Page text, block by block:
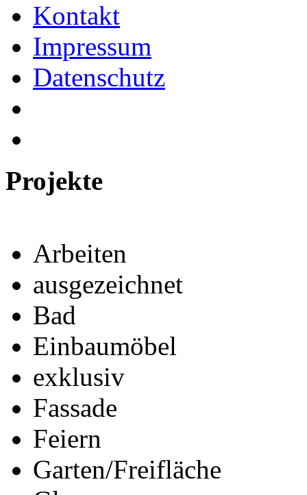
Kontakt
Impressum
Datenschutz
Projekte
Arbeiten
ausgezeichnet
Bad
Einbaumöbel
exklusiv
Fassade
Feiern
Garten/Freifläche